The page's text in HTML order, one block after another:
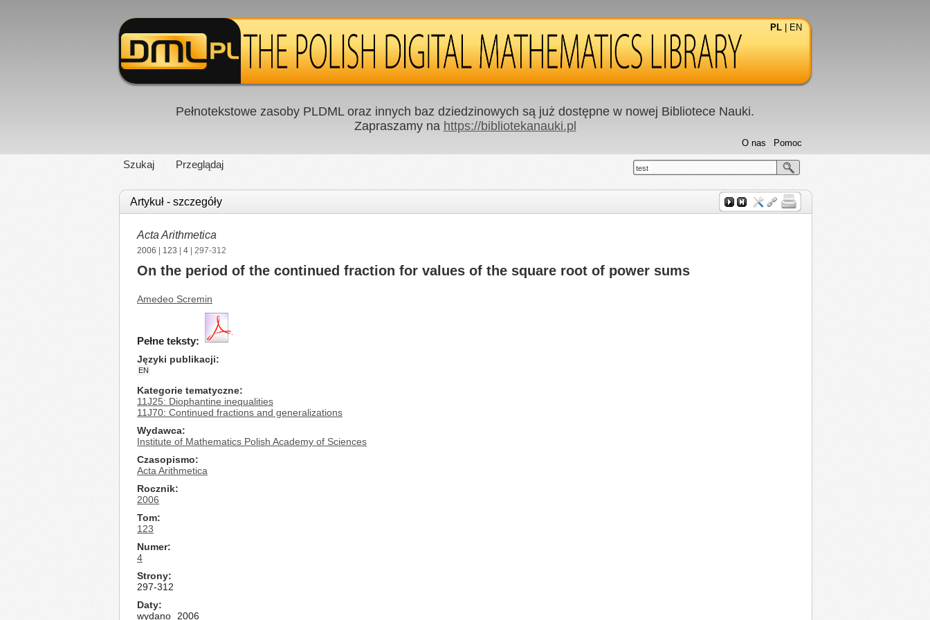
PL EN
Pełnotekstowe zasoby PLDML oraz innych baz dziedzinowych są już dostępne w nowej Bibliotece Nauki.
Zapraszamy na https://bibliotekanauki.pl
Szukaj Przeglądaj
Pomoc
O nas
test
Artykuł - szczegóły
Acta Arithmetica
2006 123 4 | 297-312
On the period of the continued fraction for values of the square root of power sums
Amedeo Scremin
Pełne teksty:
Języki publikacji
EN
Kategorie tematyczne
11J25: Diophantine inequalities
11J70: Continued fractions and generalizations
Wydawca
Institute of Mathematics Polish Academy of Sciences
Czasopismo
Acta Arithmetica
Rocznik
2006
Tom
123
Numer
4
Strony
297-312
Daty
wydano
2006